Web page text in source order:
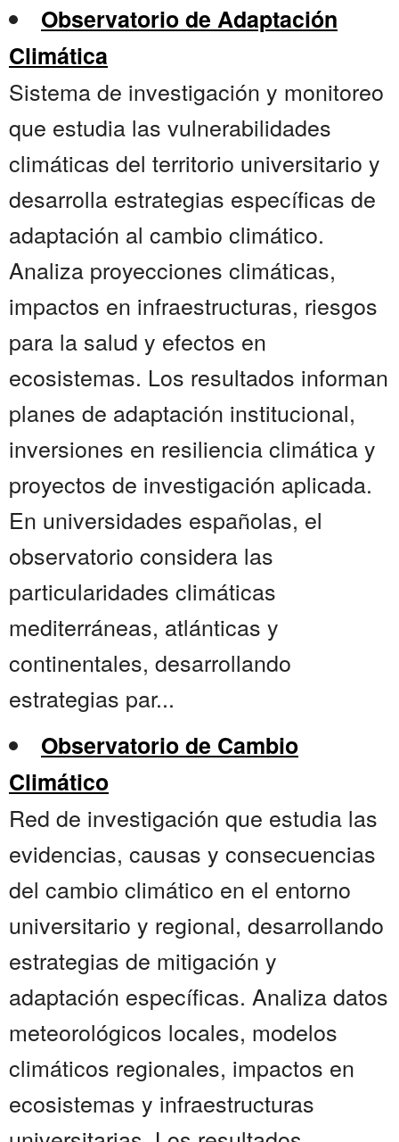
Observatorio de Adaptación
Climática
Sistema de investigación y monitoreo
que estudia las vulnerabilidades
climáticas del territorio universitario y
desarrolla estrategias específicas de
adaptación al cambio climático.
Analiza proyecciones climáticas,
impactos en infraestructuras, riesgos
para la salud y efectos en
ecosistemas. Los resultados informan
planes de adaptación institucional,
inversiones en resiliencia climática y
proyectos de investigación aplicada.
En universidades españolas, el
observatorio considera las
particularidades climáticas
mediterráneas, atlánticas y
continentales, desarrollando
estrategias par...
Observatorio de Cambio
Climático
Red de investigación que estudia las
evidencias, causas y consecuencias
del cambio climático en el entorno
universitario y regional, desarrollando
estrategias de mitigación y
adaptación específicas. Analiza datos
meteorológicos locales, modelos
climáticos regionales, impactos en
ecosistemas y infraestructuras